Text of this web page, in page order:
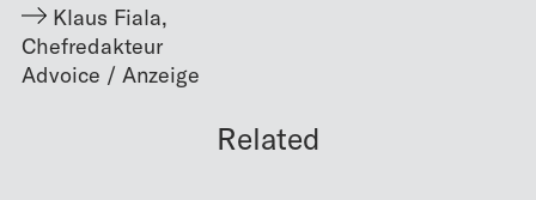
Klaus Fiala,
Chefredakteur
Related